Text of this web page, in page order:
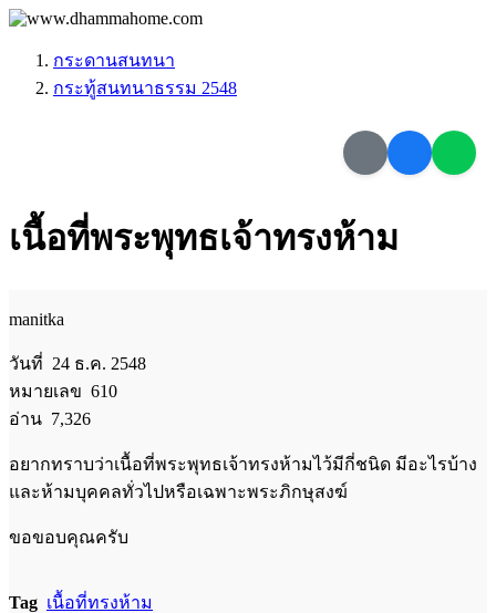
กระดานสนทนา
กระทู้สนทนาธรรม 2548
เนื้อที่พระพุทธเจ้าทรงห้าม
manitka
วันที่ 24 ธ.ค. 2548
หมายเลข 610
อ่าน 7,326
อยากทราบว่าเนื้อที่พระพุทธเจ้าทรงห้ามไว้มีกี่ชนิด มีอะไรบ้าง
และห้ามบุคคลทั่วไปหรือเฉพาะพระภิกษุสงฆ์
ขอขอบคุณครับ
Tag เนื้อที่ทรงห้าม